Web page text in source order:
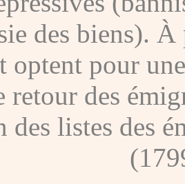
des biens).
optent pour
retour des
des listes des